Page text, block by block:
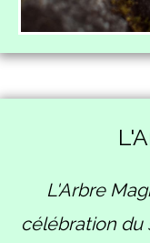
L'Arbre
célébration du